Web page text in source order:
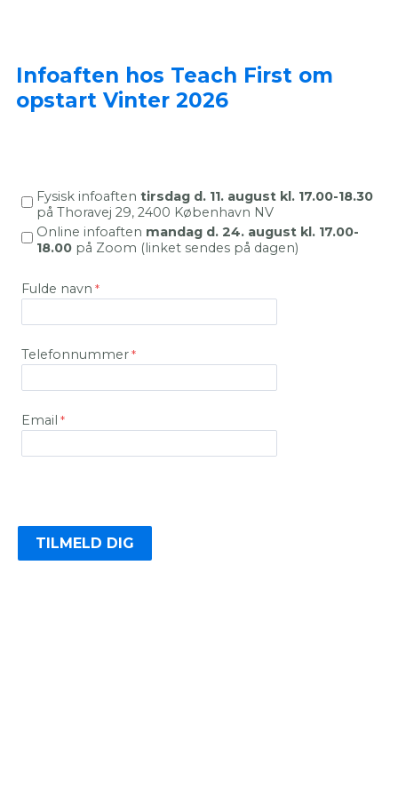
Infoaften hos Teach First om
opstart Vinter 2026
Fysisk infoaften tirsdag d. 11. august kl. 17.00-18.30
på Thoravej 29, 2400 København NV
Online infoaften mandag d. 24. august kl. 17.00-
18.00 på Zoom (linket sendes på dagen)
Fulde navn
Telefonnummer
Email